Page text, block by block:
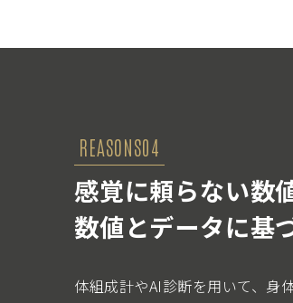
REASONS04
感覚に頼らない数
数値とデータに基
体組成計やAI診断を用いて、身